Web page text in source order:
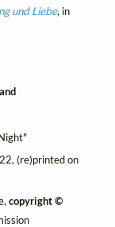
und Liebe, in
(re)printed on
copyright ©